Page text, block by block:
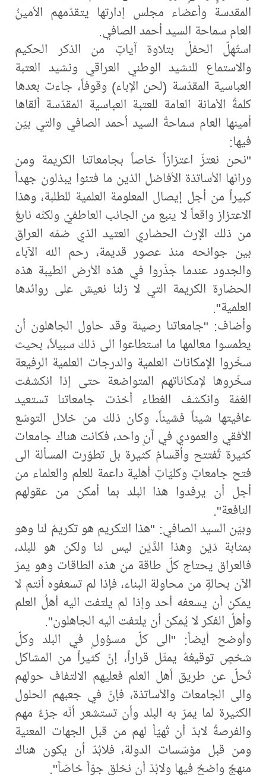
المقدسة وأعضاء مجلس إدارتها يتقدّمهم الأمينُ
العام سماحة السيد أحمد الصافي.
استُهِلّ الحفلُ بتلاوة آياتٍ من الذكر الحكيم
والاستماع للنشيد الوطني العراقي ونشيد العتبة
العباسية المقدّسة (لحن الإباء) وقوفاً، جاءت بعدها
كلمةُ الأمانة العامة للعتبة العباسية المقدّسة ألقاها
أمينها العام سماحةُ السيد أحمد الصافي والتي بيّن
فيها:
"نحن نعتزّ اعتزازاً خاصاً بجامعاتنا الكريمة ومن
ورائها الأساتذة الأفاضل الذين ما فتئوا يبذلون جهداً
كبيراً من أجل إيصال المعلومة العلمية للطلبة، وهذا
الاعتزاز واقعاً لا ينبع من الجانب العاطفيّ ولكنّه نابعٌ
من ذلك الإرث الحضاري العتيد الذي ضمّه العراق
بين جوانحه منذ عصور قديمة، رحم الله الآباء
والجدود عندما جذّروا في هذه الأرض الطيبة هذه
الحضارة الكريمة التي لا زلنا نعيش على روائدها
العلمية".
وأضاف: "جامعاتنا رصينة وقد حاول الجاهلون أن
يطمسوا معالمها ما استطاعوا الى ذلك سبيلاً، بحيث
سخّروا الإمكانات العلمية والدرجات العلمية الرفيعة
سخّروها لإمكاناتهم المتواضعة حتى إذا انكشفت
الغمّة وانكشف الغطاء أخذت جامعاتنا تستعيد
عافيتها شيئاً فشيئاً، وكان ذلك من خلال التوسّع
الأفقي والعمودي في آنٍ واحد، فكانت هناك جامعات
كثيرة تُفتتح وأقسامٌ كثيرة بل تطوّرت المسألة الى
فتح جامعاتٍ وكليّاتٍ أهلية داعمة للعلم والعلماء من
أجل أن يرفدوا هذا البلد بما أمكن من عقولهم
النافعة".
وبيّن السيد الصافي: "هذا التكريم هو تكريمٌ لنا وهو
بمثابة دَيْن وهذا الدَّيْن ليس لنا ولكن هو للبلد،
فالعراق يحتاج كلّ طاقة من هذه الطاقات وهو يمرّ
الآن بحالةٍ من محاولة البناء، فإذا لم تسعفوه أنتم لا
يمكن أن يسعفه أحد وإذا لم يلتفت اليه أهلُ العلم
وأهلُ الفكر لا يُمكن أن يلتفت اليه الجاهلون".
وأوضح أيضاً: "الى كلّ مسؤولٍ في البلد وكلّ
شخصٍ توقيعُهُ يمثّل قراراً، إنّ كثيراً من المشاكل
تُحلّ عن طريق أهل العلم فعليهم الالتفاف حولهم
والى الجامعات والأساتذة، فإنّ في جعبهم الحلول
الكثيرة لما يمرّ به البلد وأن تستشعر أنّه جزءٌ مهم
والفرصةُ لابدّ أن تُهيّأ لهم من قبل الجهات المعنية
ومن قبل مؤسّسات الدولة، فلابُدّ أن يكون هناك
منهجٌ واضحٌ فيها ولابُدّ أن نخلق جوّاً خاصّاً".